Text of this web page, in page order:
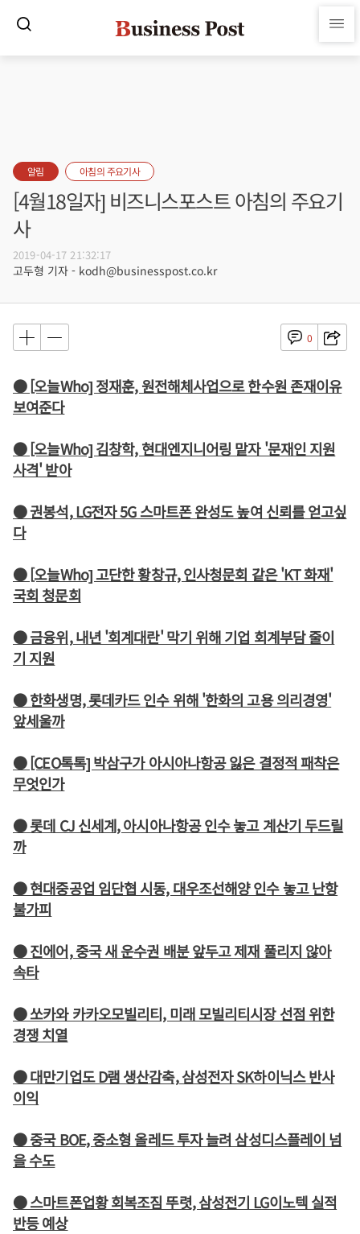
알림 아침의 주요기사
[4월18일자] 비즈니스포스트 아침의 주요기
사
2019-04-17 21:32:17
고두형 기자 - kodh@businesspost.co.kr
0
● [오늘Who] 정재훈, 원전해체사업으로 한수원 존재이유
보여준다
● [오늘Who] 김창학, 현대엔지니어링 맡자 '문재인 지원
사격' 받아
● 권봉석, LG전자 5G 스마트폰 완성도 높여 신뢰를 얻고싶
다
● [오늘Who] 고단한 황창규, 인사청문회 같은 'KT 화재'
국회 청문회
● 금융위, 내년 '회계대란' 막기 위해 기업 회계부담 줄이
기 지원
● 한화생명, 롯데카드 인수 위해 '한화의 고용 의리경영'
앞세울까
● [CEO톡톡] 박삼구가 아시아나항공 잃은 결정적 패착은
무엇인가
● 롯데 CJ 신세계, 아시아나항공 인수 놓고 계산기 두드릴
까
● 현대중공업 임단협 시동, 대우조선해양 인수 놓고 난항
불가피
● 진에어, 중국 새 운수권 배분 앞두고 제재 풀리지 않아
속타
● 쏘카와 카카오모빌리티, 미래 모빌리티시장 선점 위한
경쟁 치열
● 대만기업도 D램 생산감축, 삼성전자 SK하이닉스 반사
이익
● 중국 BOE, 중소형 올레드 투자 늘려 삼성디스플레이 넘
을 수도
● 스마트폰업황 회복조짐 뚜렷, 삼성전기 LG이노텍 실적
반등 예상